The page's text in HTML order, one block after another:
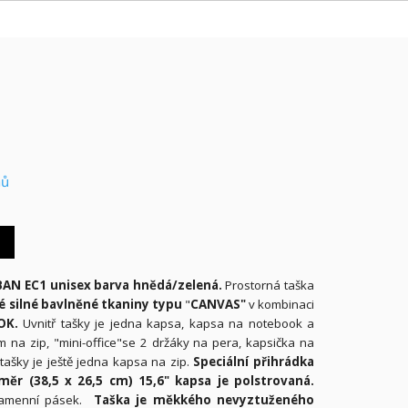
EC1 unisex barva hnědá/zelená.Prostorná taška
silné bavlněné tkaniny typu "CANVAS"v kombinaci
Uvnitř tašky je jedna kapsa, kapsa na notebook a
na zip, "mini-office"se 2 držáky na pera, kapsička na
je ještě jedna kapsa na zip. Speciální přihrádka
(38,5 x 26,5 cm) 15,6" kapsa je polstrovaná.
pásek. Taška je měkkého nevyztuženého